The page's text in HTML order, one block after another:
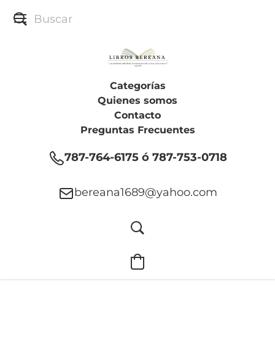
Categorías
Quienes somos
Contacto
Preguntas Frecuentes
787-764-6175 ó 787-753-0718
bereana1689@yahoo.com